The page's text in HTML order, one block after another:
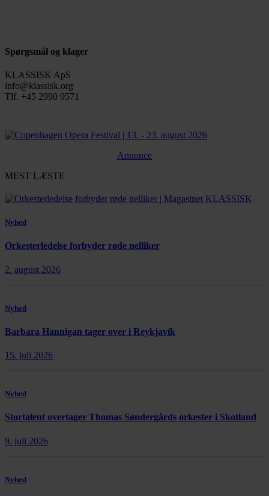
Spørgsmål og klager
KLASSISK ApS
info@klassisk.org
Tlf. +45 2990 9571
Annonce
MEST LÆSTE
Nyhed
Orkesterledelse forbyder røde nelliker
2. august 2026
Nyhed
Barbara Hannigan tager over i Reykjavík
15. juli 2026
Nyhed
Stortalent overtager Thomas Søndergårds orkester i Skotland
9. juli 2026
Nyhed